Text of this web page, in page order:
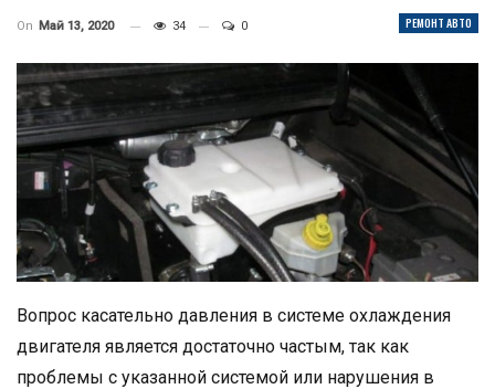
РЕМОНТ АВТО
On Май 13, 2020 34 0
Вопрос касательно давления в системе охлаждения
двигателя является достаточно частым, так как
проблемы с указанной системой или нарушения в